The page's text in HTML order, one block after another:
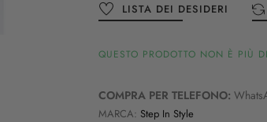
LISTA DEI DESIDERI
QUESTO PRODOTTO NON È PIÙ
COMPRA PER TELEFONO:
MARCA: Step In Style